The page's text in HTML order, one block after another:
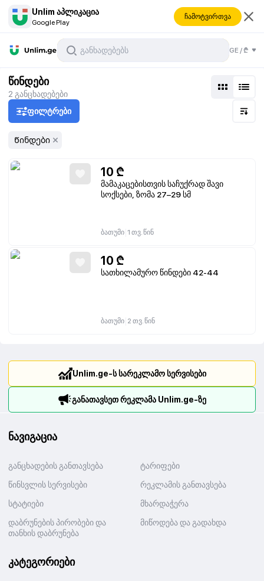
Unlim აპლიკაცია
Google Play
ჩამოტვირთვა
GE /₾
წინდები
2 განცხადებები
ფილტრები
Წინდები
10 ₾
მამაკაცებისთვის საჩუქრად შავი
სოქსები, ზომა 27–29 სმ
ბათუმი 1 თვ. წინ
10 ₾
სათხილამურო წინდები 42-44
ბათუმი 2 თვ. წინ
Unlim.ge-ს სარეკლამო სერვისები
განათავსეთ რეკლამა Unlim.ge-ზე
ნავიგაცია
განცხადების განთავსება
ტარიფები
წინსვლის სერვისები
რეკლამის განთავსება
სტატიები
მხარდაჭერა
დაბრუნების პირობები და
თანხის დაბრუნება
მიწოდება და გადახდა
კატეგორიები